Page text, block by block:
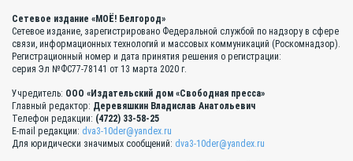
Сетевое издание «МОЁ! Белгород»
Сетевое издание, зарегистрировано Федеральной службой по надзору в сфере
связи, информационных технологий и массовых коммуникаций (Роскомнадзор).
Регистрационный номер и дата принятия решения о регистрации:
серия Эл №ФС77-78141 от 13 марта 2020 г.
Учредитель: ООО «Издательский дом «Свободная пресса»
Главный редактор: Деревяшкин Владислав Анатольевич
Телефон редакции: (4722) 33-58-25
E-mail редакции: dva3-10der@yandex.ru
Для юридически значимых сообщений: dva3-10der@yandex.ru